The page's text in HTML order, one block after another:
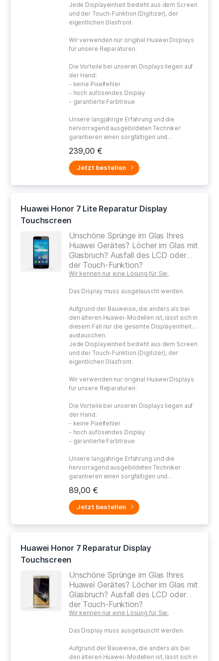
Jede Displayeinheit besteht aus dem Screen
und der Touch-Funktion (Digitizer), der
eigentlichen Glasfront.
Wir verwenden nur original Huawei Displays
für unsere Reparaturen.
Die Vorteile bei unseren Displays liegen auf
der Hand:
- keine Pixelfehler
- hoch aufösendes Display
- garantierte Farbtreue
Unsere langjährige Erfahrung und die
hervorragend ausgebildeten Techniker
garantieren einen sorgfältigen und
Ihres defekten Gerätes.
239,00 €
Jetzt bestellen
Huawei Honor 7 Lite Reparatur Display
Touchscreen
Unschöne Sprünge im Glas Ihres
Huawei Gerätes? Löcher im Glas mit
Glasbruch? Ausfall des LCD oder
der Touch-Funktion?
Wir kennen nur eine Lösung für Sie:
Das Display muss ausgetauscht werden.
Aufgrund der Bauweise, die anders als bei
den älteren Huawei-Modellen ist, lässt sich in
diesem Fall nur die gesamte Displayeinheit
austauschen.
Jede Displayeinheit besteht aus dem Screen
und der Touch-Funktion (Digitizer), der
eigentlichen Glasfront.
Wir verwenden nur original Huawei Displays
für unsere Reparaturen.
Die Vorteile bei unseren Displays liegen auf
der Hand:
- keine Pixelfehler
- hoch aufösendes Display
- garantierte Farbtreue
Unsere langjährige Erfahrung und die
hervorragend ausgebildeten Techniker
garantieren einen sorgfältigen und
Ihres defekten Gerätes.
89,00 €
Jetzt bestellen
Huawei Honor 7 Reparatur Display
Touchscreen
Unschöne Sprünge im Glas Ihres
Huawei Gerätes? Löcher im Glas mit
Glasbruch? Ausfall des LCD oder
der Touch-Funktion?
Wir kennen nur eine Lösung für Sie:
Das Display muss ausgetauscht werden.
Aufgrund der Bauweise, die anders als bei
den älteren Huawei-Modellen ist, lässt sich in